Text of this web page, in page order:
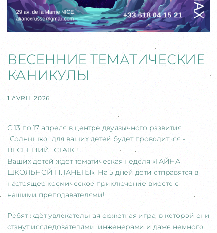
ВЕСЕННИЕ ТЕМАТИЧЕСКИЕ
КАНИКУЛЫ
1 AVRIL 2026
С 13 по 17 апреля в центре двуязычного развития
"Солнышко" для ваших детей будет проводиться -
ВЕСЕННИЙ "СТАЖ"!
Ваших детей ждёт тематическая неделя «ТАЙНА
ШКОЛЬНОЙ ПЛАНЕТЫ». На 5 дней дети отправятся в
настоящее космическое приключение вместе с
нашими преподавателями!
Ребят ждёт увлекательная сюжетная игра, в которой они
станут исследователями, инженерами и даже немного